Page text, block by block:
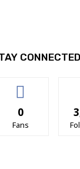
CONNECTED
0
Fans